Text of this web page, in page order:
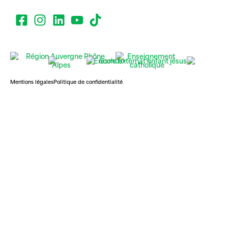
Mentions légalesPolitique de confidentialité